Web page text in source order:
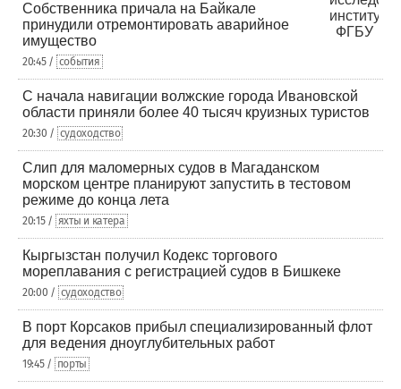
Собственника причала на Байкале
принудили отремонтировать аварийное
имущество
20:45 / события
С начала навигации волжские города Ивановской
области приняли более 40 тысяч круизных туристов
20:30 / судоходство
Слип для маломерных судов в Магаданском
морском центре планируют запустить в тестовом
режиме до конца лета
20:15 / яхты и катера
Кыргызстан получил Кодекс торгового
мореплавания с регистрацией судов в Бишкеке
20:00 / судоходство
В порт Корсаков прибыл специализированный флот
для ведения дноуглубительных работ
19:45 / порты